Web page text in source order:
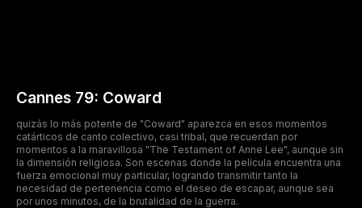
Cannes 79: Coward
quizás lo más potente de "Coward" aparezca en esos momentos
catárticos de canto colectivo, casi tribal, que recuerdan por
momentos a la maravillosa "The Testament of Anne Lee", aunque sin
la dimensión religiosa. Son escenas donde la película encuentra una
fuerza emocional muy particular, logrando transmitir tanto la
necesidad de pertenencia como el deseo de escapar, aunque sea
por unos minutos, de la brutalidad de la guerra.